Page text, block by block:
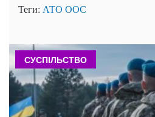
Теги: АТО ООС
СУСПІЛЬСТВО